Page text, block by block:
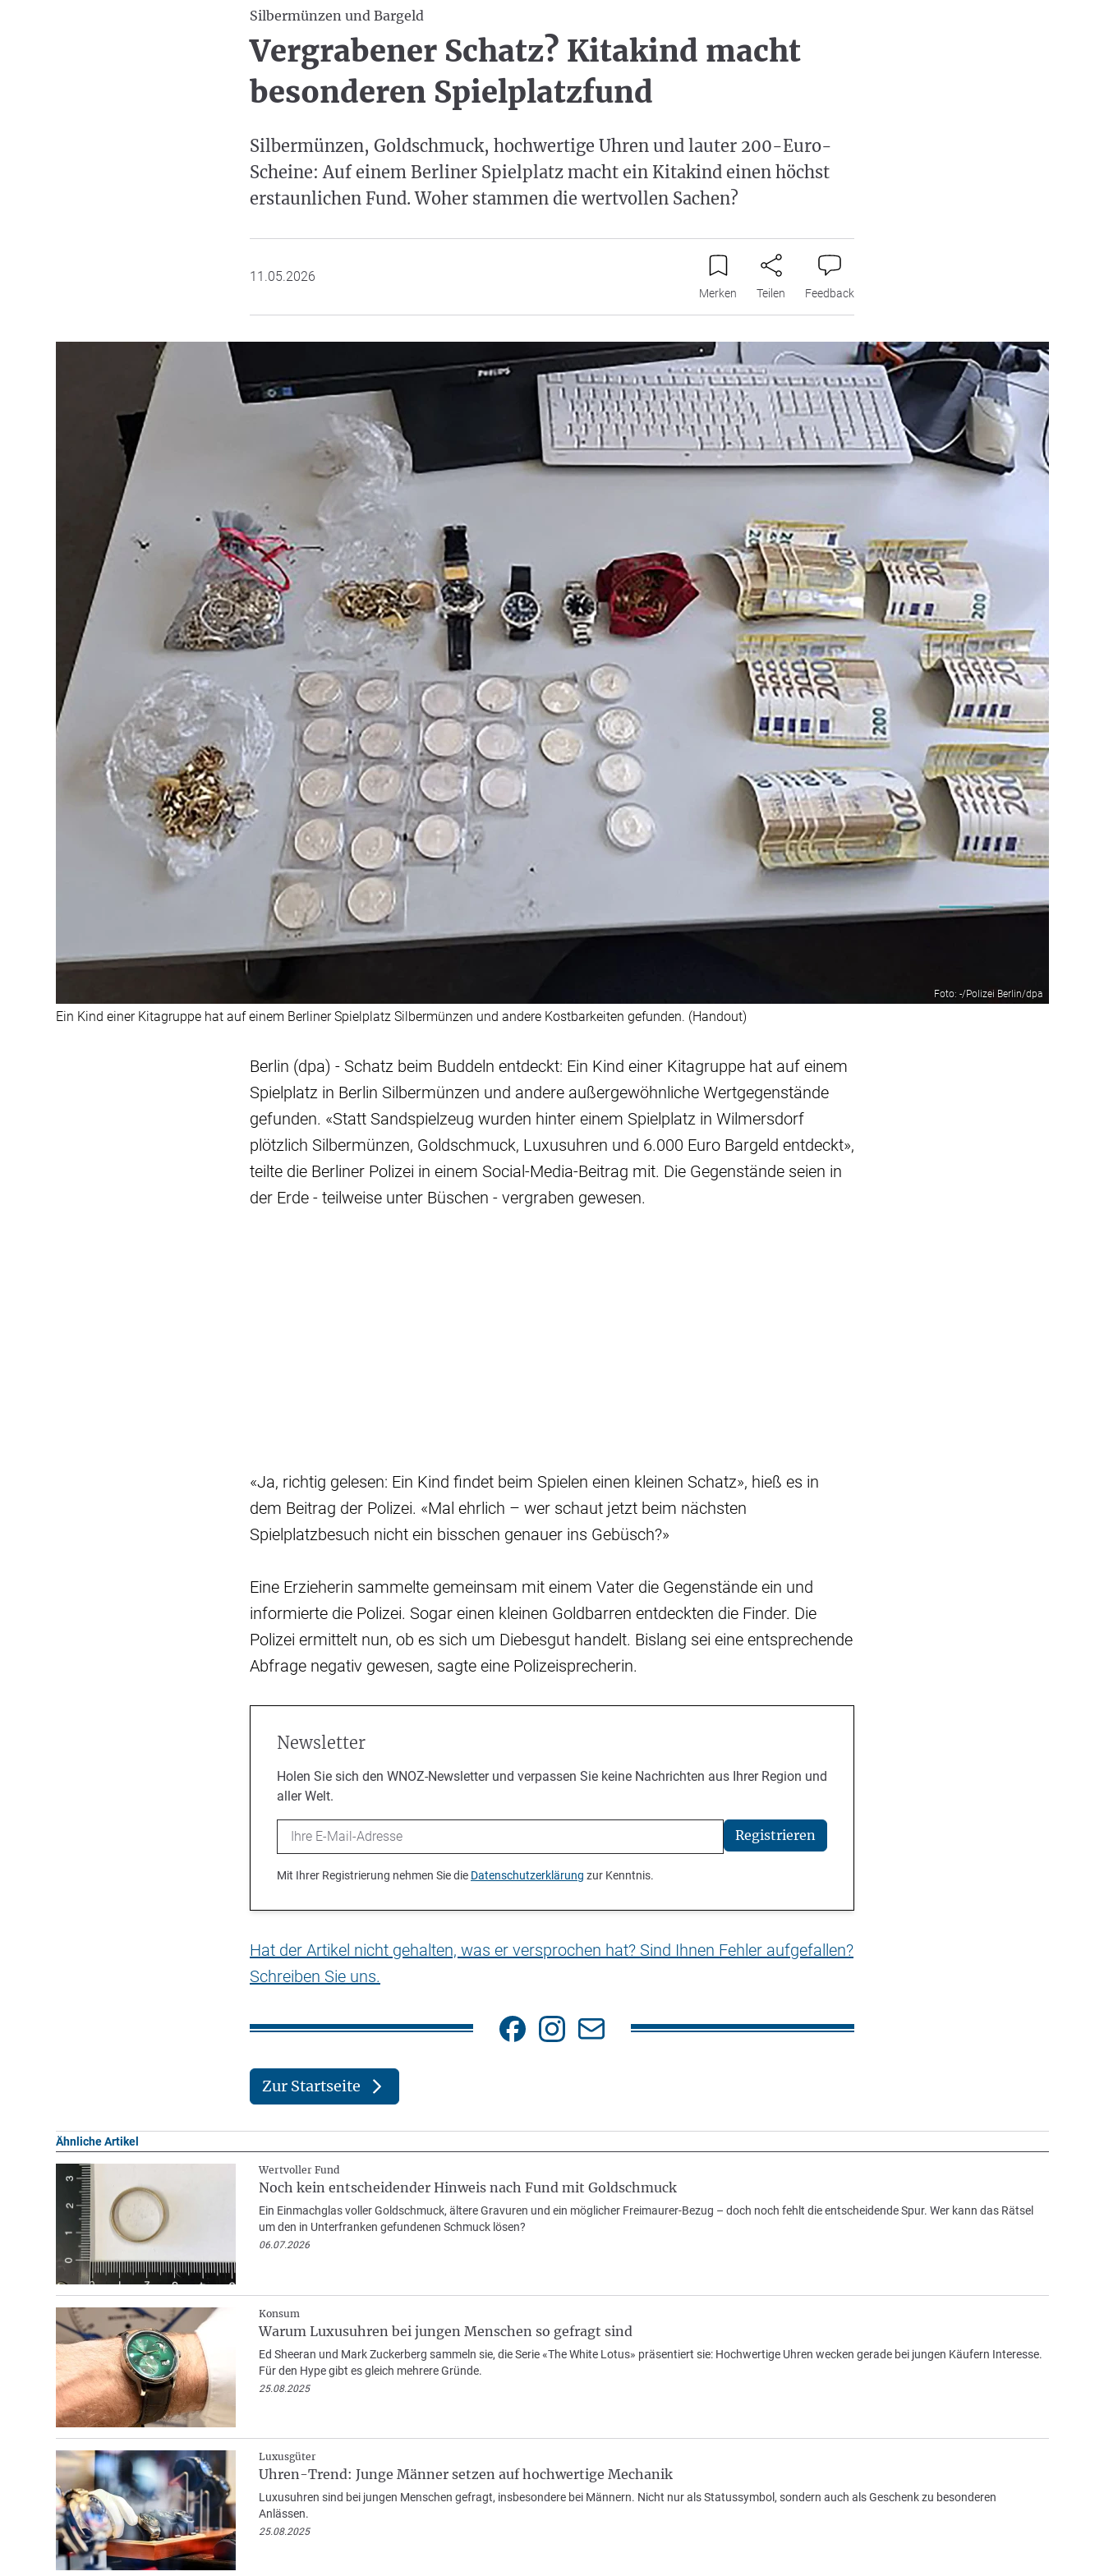
Silbermünzen und Bargeld
Vergrabener Schatz? Kitakind macht
besonderen Spielplatzfund
Silbermünzen, Goldschmuck, hochwertige Uhren und lauter 200-Euro-
Scheine: Auf einem Berliner Spielplatz macht ein Kitakind einen höchst
erstaunlichen Fund. Woher stammen die wertvollen Sachen?
11.05.2026
Merken Teilen Feedback
Foto: -/Polizei Berlin/dpa
Ein Kind einer Kitagruppe hat auf einem Berliner Spielplatz Silbermünzen und andere Kostbarkeiten gefunden. (Handout)
Berlin (dpa) - Schatz beim Buddeln entdeckt: Ein Kind einer Kitagruppe hat auf einem
Spielplatz in Berlin Silbermünzen und andere außergewöhnliche Wertgegenstände
gefunden. «Statt Sandspielzeug wurden hinter einem Spielplatz in Wilmersdorf
plötzlich Silbermünzen, Goldschmuck, Luxusuhren und 6.000 Euro Bargeld entdeckt»,
teilte die Berliner Polizei in einem Social-Media-Beitrag mit. Die Gegenstände seien in
der Erde - teilweise unter Büschen - vergraben gewesen.
«Ja, richtig gelesen: Ein Kind findet beim Spielen einen kleinen Schatz», hieß es in
dem Beitrag der Polizei. «Mal ehrlich – wer schaut jetzt beim nächsten
Spielplatzbesuch nicht ein bisschen genauer ins Gebüsch?»
Eine Erzieherin sammelte gemeinsam mit einem Vater die Gegenstände ein und
informierte die Polizei. Sogar einen kleinen Goldbarren entdeckten die Finder. Die
Polizei ermittelt nun, ob es sich um Diebesgut handelt. Bislang sei eine entsprechende
Abfrage negativ gewesen, sagte eine Polizeisprecherin.
Newsletter
Holen Sie sich den WNOZ-Newsletter und verpassen Sie keine Nachrichten aus Ihrer Region und
aller Welt.
Email Registrieren
Mit Ihrer Registrierung nehmen Sie die Datenschutzerklärung zur Kenntnis.
Hat der Artikel nicht gehalten, was er versprochen hat? Sind Ihnen Fehler aufgefallen?
Schreiben Sie uns.
Zur Startseite
Ähnliche Artikel
Wertvoller Fund
Noch kein entscheidender Hinweis nach Fund mit Goldschmuck
Ein Einmachglas voller Goldschmuck, ältere Gravuren und ein möglicher Freimaurer-Bezug – doch noch fehlt die entscheidende Spur. Wer kann das Rätsel
um den in Unterfranken gefundenen Schmuck lösen?
06.07.2026
Konsum
Warum Luxusuhren bei jungen Menschen so gefragt sind
Ed Sheeran und Mark Zuckerberg sammeln sie, die Serie «The White Lotus» präsentiert sie: Hochwertige Uhren wecken gerade bei jungen Käufern Interesse.
Für den Hype gibt es gleich mehrere Gründe.
25.08.2025
Luxusgüter
Uhren-Trend: Junge Männer setzen auf hochwertige Mechanik
Luxusuhren sind bei jungen Menschen gefragt, insbesondere bei Männern. Nicht nur als Statussymbol, sondern auch als Geschenk zu besonderen
Anlässen.
25.08.2025